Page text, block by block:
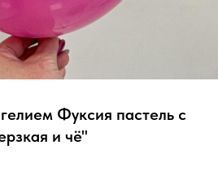
Фуксия пастель с
и чё"